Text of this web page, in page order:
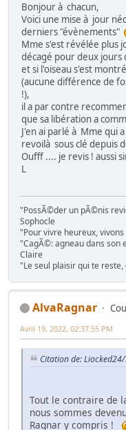
Bonjour à chacun,
Voici une mise à jour
derniers "évènements"
Mme s'est révélée plus
décagé pour deux jours
et si l'oiseau s'est
(aucune différence de
!),
il a par contre
que sa libération a
J'en ai parlé à Mme qui
revoilà sous clé depuis
Oufff .... je revis ! aussi
L
"PossÃ©der un pÃ©nis
Sophocle
"Pour vivre heureux,
"CagÃ©: agneau dans son
Claire
"Le seul plaisir qui te
AlvaRagnar
Avril 19, 2022, 02:37:55 PM
Citation de:
Tout le contraire de
nous sommes
Ragnar y compris !